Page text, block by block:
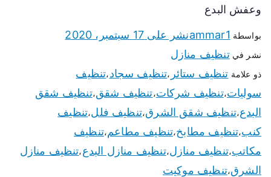
وعفش البدع
بواسطة ammar1نشر على 17 سبتمبر، 2020
نشر فيتنظيف منازل
ذو علامة تنظيف ستائر ،تنظيف سجاد،تنظيف
سوليات،تنظيف شركات،تنظيف شقق،تنظيف شقق
البدع،تنظيف شقق الشرق،تنظيف فلل،تنظيف
كنب،تنظيف مطابخ،تنظيف مطاعم،تنظيف
مكاتب،تنظيف منازل،تنظيف منازل البدع،تنظيف منازل
الشرق،تنظيف موكيت